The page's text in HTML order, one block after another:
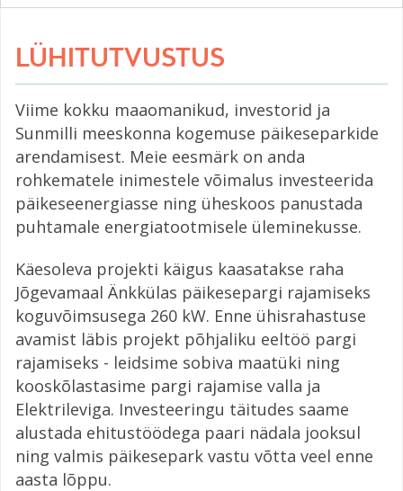
LÜHITUTVUSTUS
Viime kokku maaomanikud, investorid ja
Sunmilli meeskonna kogemuse päikeseparkide
arendamisest. Meie eesmärk on anda
rohkematele inimestele võimalus investeerida
päikeseenergiasse ning üheskoos panustada
puhtamale energiatootmisele üleminekusse.
Käesoleva projekti käigus kaasatakse raha
Jõgevamaal Änkkülas päikesepargi rajamiseks
koguvõimsusega 260 kW. Enne ühisrahastuse
avamist läbis projekt põhjaliku eeltöö pargi
rajamiseks - leidsime sobiva maatüki ning
kooskõlastasime pargi rajamise valla ja
Elektrileviga. Investeeringu täitudes saame
alustada ehitustöödega paari nädala jooksul
ning valmis päikesepark vastu võtta veel enne
aasta lõppu.